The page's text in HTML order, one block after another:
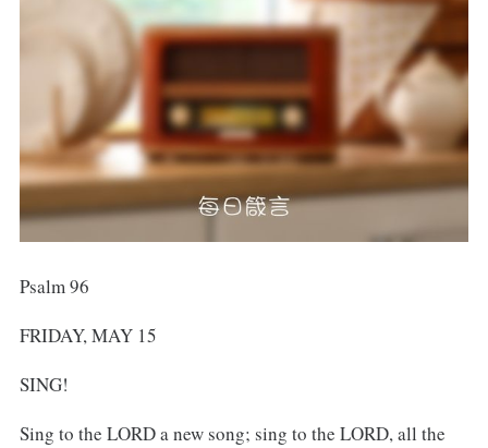
Psalm 96
FRIDAY, MAY 15
SING!
Sing to the LORD a new song; sing to the LORD, all the